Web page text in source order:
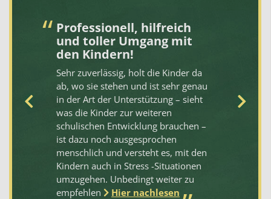
Professionell, hilfreich
und toller Umgang mit
den Kindern!
Sehr zuverlässig, holt die Kinder da
ab, wo sie stehen und ist sehr genau
in der Art der Unterstützung – sieht
was die Kinder zur weiteren
schulischen Entwicklung brauchen –
ist dazu noch ausgesprochen
menschlich und versteht es, mit den
Kindern auch in Stress -Situationen
umzugehen. Unbedingt weiter zu
empfehlen
Hier nachlesen